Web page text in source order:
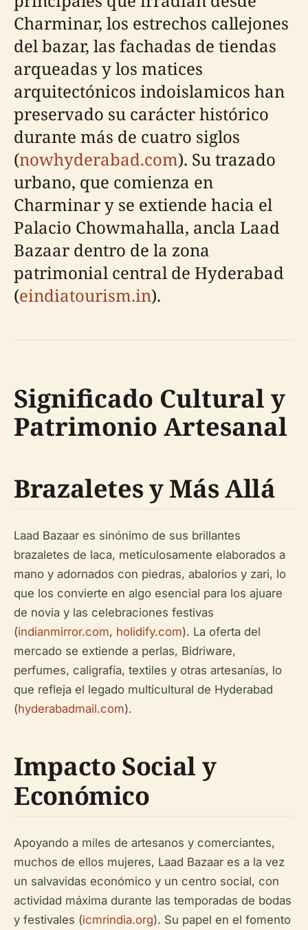
Charminar, los estrechos callejones
del bazar, las fachadas de tiendas
arqueadas y los matices
arquitectónicos indoislamicos han
preservado su carácter histórico
durante más de cuatro siglos
(nowhyderabad.com). Su trazado
urbano, que comienza en
Charminar y se extiende hacia el
Palacio Chowmahalla, ancla Laad
Bazaar dentro de la zona
patrimonial central de Hyderabad
(eindiatourism.in).
Significado Cultural y
Patrimonio Artesanal
Brazaletes y Más Allá
Laad Bazaar es sinónimo de sus brillantes
brazaletes de laca, meticulosamente elaborados a
mano y adornados con piedras, abalorios y zari, lo
que los convierte en algo esencial para los ajuare
de novia y las celebraciones festivas
(indianmirror.com, holidify.com). La oferta del
mercado se extiende a perlas, Bidriware,
perfumes, caligrafía, textiles y otras artesanías, lo
que refleja el legado multicultural de Hyderabad
(hyderabadmail.com).
Impacto Social y
Económico
Apoyando a miles de artesanos y comerciantes,
muchos de ellos mujeres, Laad Bazaar es a la vez
un salvavidas económico y un centro social, con
actividad máxima durante las temporadas de bodas
y festivales (icmrindia.org). Su papel en el fomento